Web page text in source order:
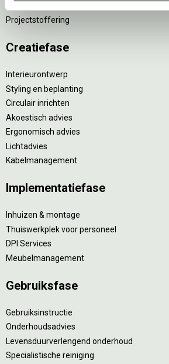
Projectstoffering
Creatiefase
Interieurontwerp
Styling en beplanting
Circulair inrichten
Akoestisch advies
Ergonomisch advies
Lichtadvies
Kabelmanagement
Implementatiefase
Inhuizen & montage
Thuiswerkplek voor personeel
DPI Services
Meubelmanagement
Gebruiksfase
Gebruiksinstructie
Onderhoudsadvies
Levensduurverlengend onderhoud
Specialistische reiniging